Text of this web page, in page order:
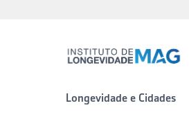
Longevidade e Cidades